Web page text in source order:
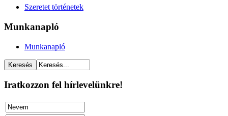
Szeretet történetek
Munkanapló
Munkanapló
Iratkozzon fel hírlevelünkre!